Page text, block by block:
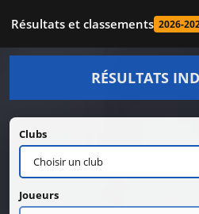
Résultats et classements 2026-
RÉSULTATS
Clubs
Joueurs